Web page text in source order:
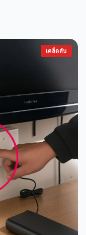
เคล็ดลับ